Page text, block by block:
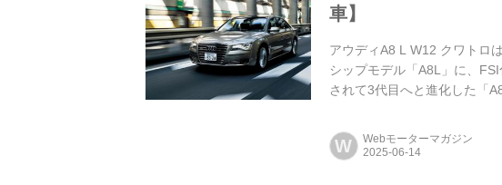
車】
アウディA8 L W12 クワトロ
シップモデル「A8L」に、
されて3代目へと進化した「
W Webモーターマガジン